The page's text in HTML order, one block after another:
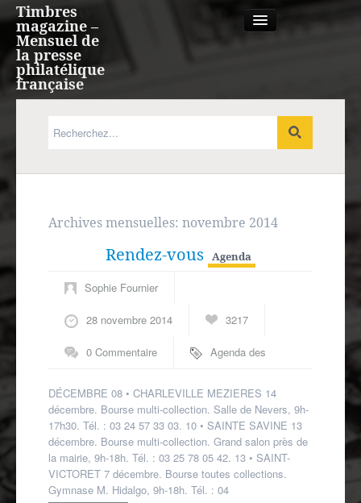
Timbres
magazine –
Mensuel de
la presse
philatélique
française
Expression française
Outre-mer
Agenda
Autres spécialités
Mon compte
Archives mensuelles: novembre 2014
Rendez-vous Agenda
Sophie Fournier
28 novembre 2014 3217
0 Commentaire
Agenda des
DÉCEMBRE 08 • CHARLEVILLE MEZIERES 14
décembre. Bourse multi-collection. Salle de Nevers, 9h-
17h30. Tél. : 03 24 57 33 03. 10 • SAINTE SAVINE 13
décembre. Bourse multi-collection. Grand salon près de
la mairie, 9h-18h. Tél. : 03 25 78 05 42. 13 • SAINT-
VICTORET 7 décembre. Bourse toutes collections.
Gymnase M. Hidalgo, 9h-18h. Tél. : 04